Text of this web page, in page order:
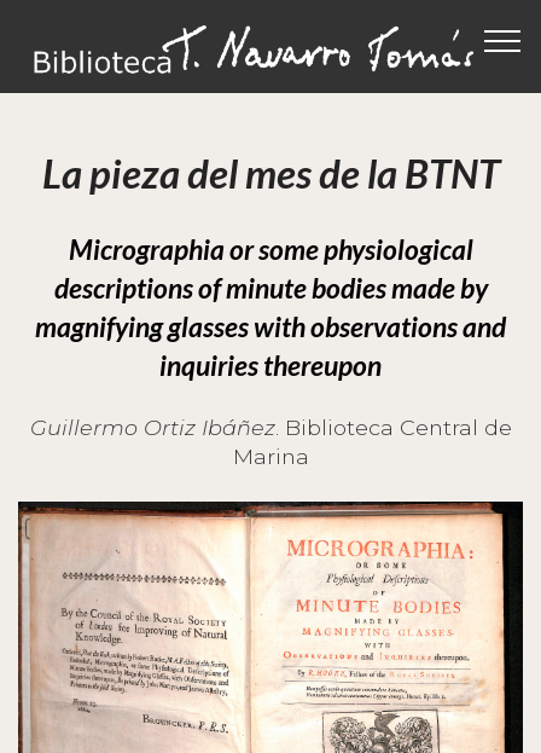
La pieza del mes de la BTNT
Micrographia or some physiological
descriptions of minute bodies made by
magnifying glasses with observations and
inquiries thereupon
Guillermo Ortiz Ibáñez. Biblioteca Central de
Marina